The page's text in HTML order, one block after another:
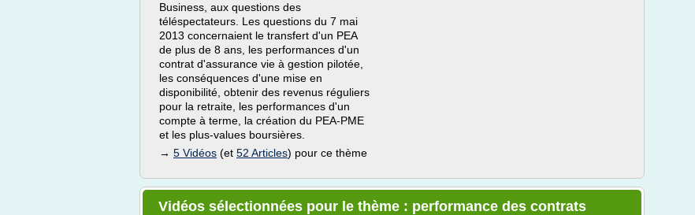
Business, aux questions des
téléspectateurs. Les questions du 7 mai
2013 concernaient le transfert d'un PEA
de plus de 8 ans, les performances d'un
contrat d'assurance vie à gestion pilotée,
les conséquences d'une mise en
disponibilité, obtenir des revenus réguliers
pour la retraite, les performances d'un
compte à terme, la création du PEA-PME
et les plus-values boursières.
→ 5 Vidéos (et 52 Articles) pour ce thème
Vidéos sélectionnées pour le thème : performance des contrats